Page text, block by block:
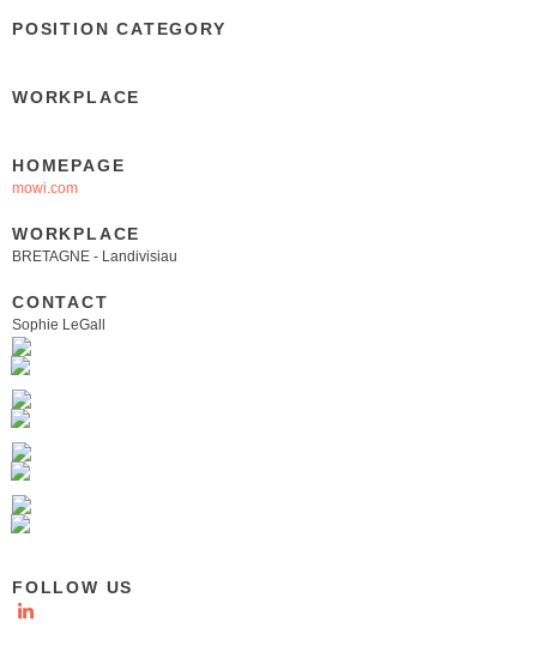
POSITION CATEGORY
WORKPLACE
HOMEPAGE
mowi.com
WORKPLACE
BRETAGNE - Landivisiau
CONTACT
Sophie LeGall
FOLLOW US